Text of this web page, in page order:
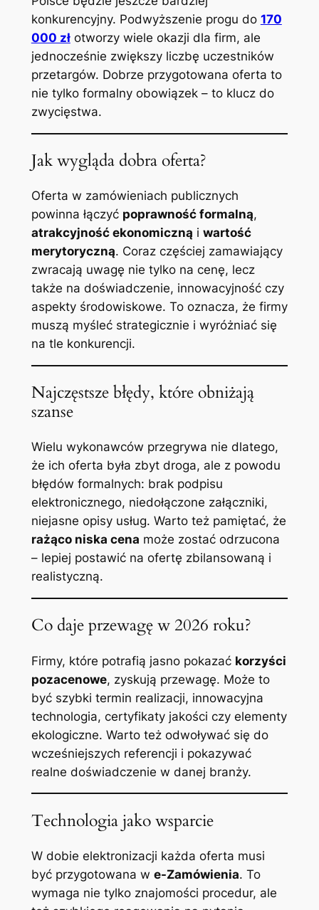
konkurencyjny. Podwyższenie progu do 170
000 złotworzy wiele okazji dla firm, ale
jednocześnie zwiększy liczbę uczestników
przetargów. Dobrze przygotowana oferta to
nie tylko formalny obowiązek – to klucz do
zwycięstwa.
Jak wygląda dobra oferta?
Oferta w zamówieniach publicznych
powinna łączyć poprawność formalną,
atrakcyjność ekonomiczną i wartość
merytoryczną. Coraz częściej zamawiający
zwracają uwagę nie tylko na cenę, lecz
także na doświadczenie, innowacyjność czy
aspekty środowiskowe. To oznacza, że firmy
muszą myśleć strategicznie i wyróżniać się
na tle konkurencji.
Najczęstsze błędy, które obniżają
szanse
Wielu wykonawców przegrywa nie dlatego,
że ich oferta była zbyt droga, ale z powodu
błędów formalnych: brak podpisu
elektronicznego, niedołączone załączniki,
niejasne opisy usług. Warto też pamiętać, że
rażąco niska cena może zostać odrzucona
– lepiej postawić na ofertę zbilansowaną i
realistyczną.
Co daje przewagę w 2026 roku?
Firmy, które potrafią jasno pokazać korzyści
pozacenowe, zyskują przewagę. Może to
być szybki termin realizacji, innowacyjna
technologia, certyfikaty jakości czy elementy
ekologiczne. Warto też odwoływać się do
wcześniejszych referencji i pokazywać
realne doświadczenie w danej branży.
Technologia jako wsparcie
W dobie elektronizacji każda oferta musi
być przygotowana w e-Zamówienia. To
wymaga nie tylko znajomości procedur, ale